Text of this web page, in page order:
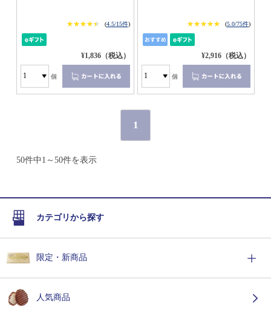
★★★★★
★★★★★ (4.5/15件)
¥1,836（税込）
個
★★★★★
★★★★★ (5.0/75件)
¥2,916（税込）
個
1
50件中1～50件を表示
カテゴリから探す
限定・新商品
人気商品